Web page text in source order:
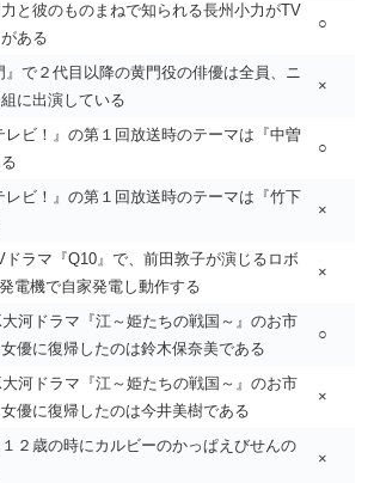
と彼のものまねで知られる長州小力がTV
ある
○
で２代目以降の黄門役の俳優は全員、ニ
に出演している
×
ビ！』の第１回放送時のテーマは『中曽
○
ビ！』の第１回放送時のテーマは『竹下
×
ドラマ『Q10』で、前田敦子が演じるロボ
電機で自家発電し動作する
×
河ドラマ『江～姫たちの戦国～』のお市
優に復帰したのは鈴木保奈美である
○
河ドラマ『江～姫たちの戦国～』のお市
優に復帰したのは今井美樹である
×
２歳の時にカルビーのかっぱえびせんの
×